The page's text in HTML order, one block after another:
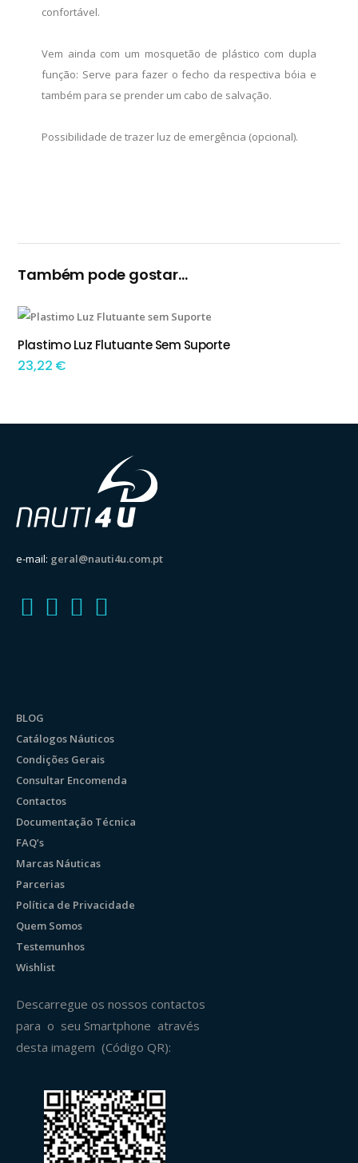
confortável.
Vem ainda com um mosquetão de plástico com dupla
função: Serve para fazer o fecho da respectiva bóia e
também para se prender um cabo de salvação.
Possibilidade de trazer luz de emergência (opcional).
Também pode gostar…
ADICIONAR
Plastimo Luz Flutuante Sem Suporte
23,22 €
e-mail: geral@nauti4u.com.pt
BLOG
Catálogos Náuticos
Condições Gerais
Consultar Encomenda
Contactos
Documentação Técnica
FAQ’s
Marcas Náuticas
Parcerias
Política de Privacidade
Quem Somos
Testemunhos
Wishlist
Descarregue os nossos contactos
para o seu Smartphone através
desta imagem (Código QR):